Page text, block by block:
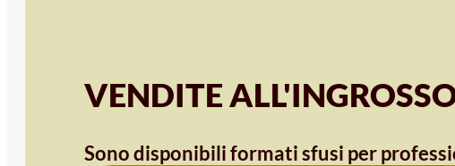
VENDITE
Sono disponibili formati sfusi per